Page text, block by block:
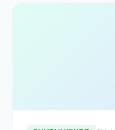
guía explica cómo
regulatoria mientras
estadística que hace